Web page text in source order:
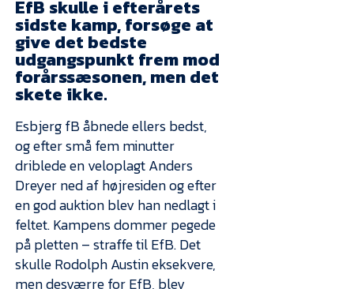
Sydvestjysk Fodbold
Samarbejde
Partnere
Blue Water Arena
Aktionærinformation
Kontakt
Job i EfB
Presse
EfB skulle i efterårets
sidste kamp, forsøge at
give det bedste
udgangspunkt frem mod
forårssæsonen, men det
skete ikke.
Esbjerg fB åbnede ellers bedst,
og efter små fem minutter
driblede en veloplagt Anders
Dreyer ned af højresiden og efter
en god auktion blev han nedlagt i
feltet. Kampens dommer pegede
på pletten – straffe til EfB. Det
skulle Rodolph Austin eksekvere,
men desværre for EfB, blev